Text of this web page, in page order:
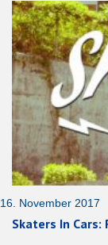
16. November 2017
Skaters In Cars: